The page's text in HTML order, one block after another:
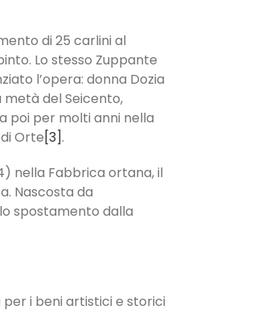
di 25 carlini al
Lo stesso Zuppante
l’opera: donna Dozia
del Seicento,
poi per molti anni nella
Orte[3].
nella Fabbrica ortana, il
Nascosta da
spostamento dalla
i beni artistici e storici